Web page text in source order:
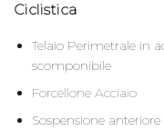
Ciclistica
Telaio Perimetrale in
scomponibile
Forcellone Acciaio
Sospensione